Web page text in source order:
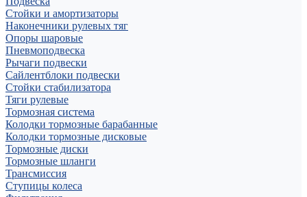
Стойки и амортизаторы
Наконечники рулевых тяг
Опоры шаровые
Пневмоподвеска
Рычаги подвески
Сайлентблоки подвески
Стойки стабилизатора
Тяги рулевые
Тормозная система
Колодки тормозные барабанные
Колодки тормозные дисковые
Тормозные диски
Тормозные шланги
Трансмиссия
Ступицы колеса